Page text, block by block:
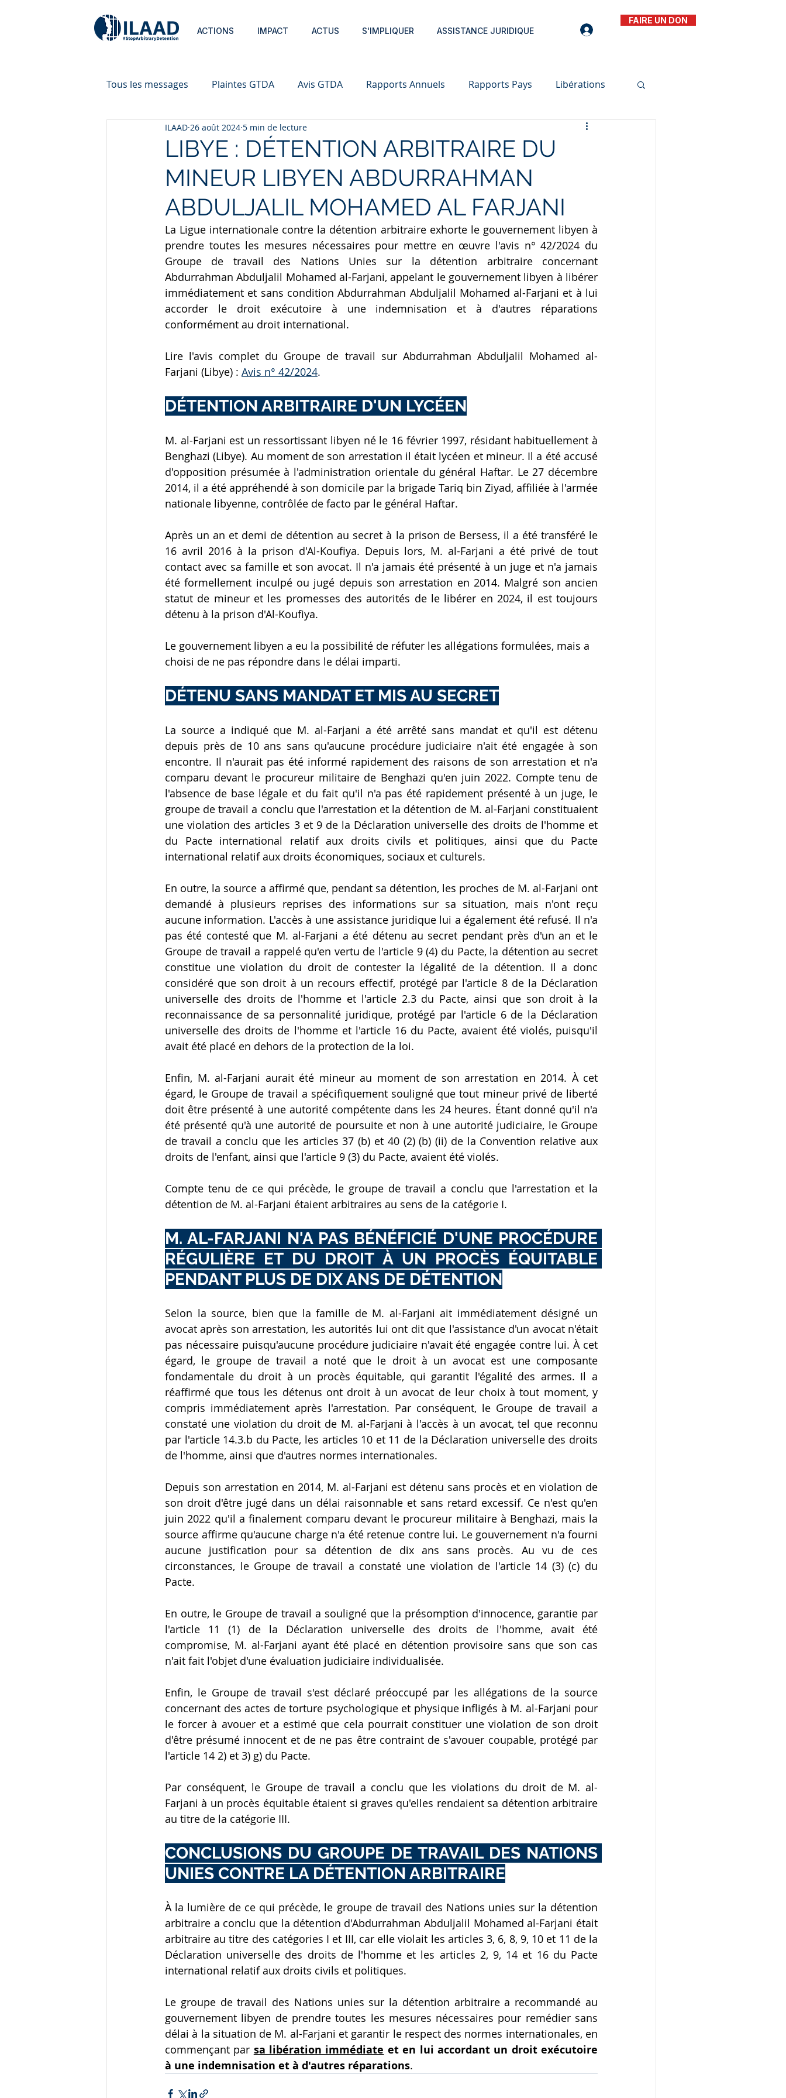
ACTIONS IMPACT ACTUS S'IMPLIQUER ASSISTANCE JURIDIQUE
FAIRE UN DON
Tous les messages Plaintes GTDA Avis GTDA Rapports Annuels Rapports Pays Libérations
LIBYE : DÉTENTION ARBITRAIRE DU
MINEUR LIBYEN ABDURRAHMAN
ABDULJALIL MOHAMED AL FARJANI
ILAAD 26 août 2024 5 min de lecture
La Ligue internationale contre la détention arbitraire exhorte le gouvernement libyen à
prendre toutes les mesures nécessaires pour mettre en œuvre l'avis n° 42/2024 du
Groupe de travail des Nations Unies sur la détention arbitraire concernant
Abdurrahman Abduljalil Mohamed al-Farjani, appelant le gouvernement libyen à libérer
immédiatement et sans condition Abdurrahman Abduljalil Mohamed al-Farjani et à lui
accorder le droit exécutoire à une indemnisation et à d'autres réparations
conformément au droit international.
Lire l'avis complet du Groupe de travail sur Abdurrahman Abduljalil Mohamed al-
Farjani (Libye) : Avis n° 42/2024.
DÉTENTION ARBITRAIRE D'UN LYCÉEN
M. al-Farjani est un ressortissant libyen né le 16 février 1997, résidant habituellement à
Benghazi (Libye). Au moment de son arrestation il était lycéen et mineur. Il a été accusé
d'opposition présumée à l'administration orientale du général Haftar. Le 27 décembre
2014, il a été appréhendé à son domicile par la brigade Tariq bin Ziyad, affiliée à l'armée
nationale libyenne, contrôlée de facto par le général Haftar.
Après un an et demi de détention au secret à la prison de Bersess, il a été transféré le
16 avril 2016 à la prison d'Al-Koufiya. Depuis lors, M. al-Farjani a été privé de tout
contact avec sa famille et son avocat. Il n'a jamais été présenté à un juge et n'a jamais
été formellement inculpé ou jugé depuis son arrestation en 2014. Malgré son ancien
statut de mineur et les promesses des autorités de le libérer en 2024, il est toujours
détenu à la prison d'Al-Koufiya.
Le gouvernement libyen a eu la possibilité de réfuter les allégations formulées, mais a
choisi de ne pas répondre dans le délai imparti.
DÉTENU SANS MANDAT ET MIS AU SECRET
La source a indiqué que M. al-Farjani a été arrêté sans mandat et qu'il est détenu
depuis près de 10 ans sans qu'aucune procédure judiciaire n'ait été engagée à son
encontre. Il n'aurait pas été informé rapidement des raisons de son arrestation et n'a
comparu devant le procureur militaire de Benghazi qu'en juin 2022. Compte tenu de
l'absence de base légale et du fait qu'il n'a pas été rapidement présenté à un juge, le
groupe de travail a conclu que l'arrestation et la détention de M. al-Farjani constituaient
une violation des articles 3 et 9 de la Déclaration universelle des droits de l'homme et
du Pacte international relatif aux droits civils et politiques, ainsi que du Pacte
international relatif aux droits économiques, sociaux et culturels.
En outre, la source a affirmé que, pendant sa détention, les proches de M. al-Farjani ont
demandé à plusieurs reprises des informations sur sa situation, mais n'ont reçu
aucune information. L'accès à une assistance juridique lui a également été refusé. Il n'a
pas été contesté que M. al-Farjani a été détenu au secret pendant près d'un an et le
Groupe de travail a rappelé qu'en vertu de l'article 9 (4) du Pacte, la détention au secret
constitue une violation du droit de contester la légalité de la détention. Il a donc
considéré que son droit à un recours effectif, protégé par l'article 8 de la Déclaration
universelle des droits de l'homme et l'article 2.3 du Pacte, ainsi que son droit à la
reconnaissance de sa personnalité juridique, protégé par l'article 6 de la Déclaration
universelle des droits de l'homme et l'article 16 du Pacte, avaient été violés, puisqu'il
avait été placé en dehors de la protection de la loi.
Enfin, M. al-Farjani aurait été mineur au moment de son arrestation en 2014. À cet
égard, le Groupe de travail a spécifiquement souligné que tout mineur privé de liberté
doit être présenté à une autorité compétente dans les 24 heures. Étant donné qu'il n'a
été présenté qu'à une autorité de poursuite et non à une autorité judiciaire, le Groupe
de travail a conclu que les articles 37 (b) et 40 (2) (b) (ii) de la Convention relative aux
droits de l'enfant, ainsi que l'article 9 (3) du Pacte, avaient été violés.
Compte tenu de ce qui précède, le groupe de travail a conclu que l'arrestation et la
détention de M. al-Farjani étaient arbitraires au sens de la catégorie I.
M. AL-FARJANI N'A PAS BÉNÉFICIÉ D'UNE PROCÉDURE
RÉGULIÈRE ET DU DROIT À UN PROCÈS ÉQUITABLE
PENDANT PLUS DE DIX ANS DE DÉTENTION
Selon la source, bien que la famille de M. al-Farjani ait immédiatement désigné un
avocat après son arrestation, les autorités lui ont dit que l'assistance d'un avocat n'était
pas nécessaire puisqu'aucune procédure judiciaire n'avait été engagée contre lui. À cet
égard, le groupe de travail a noté que le droit à un avocat est une composante
fondamentale du droit à un procès équitable, qui garantit l'égalité des armes. Il a
réaffirmé que tous les détenus ont droit à un avocat de leur choix à tout moment, y
compris immédiatement après l'arrestation. Par conséquent, le Groupe de travail a
constaté une violation du droit de M. al-Farjani à l'accès à un avocat, tel que reconnu
par l'article 14.3.b du Pacte, les articles 10 et 11 de la Déclaration universelle des droits
de l'homme, ainsi que d'autres normes internationales.
Depuis son arrestation en 2014, M. al-Farjani est détenu sans procès et en violation de
son droit d'être jugé dans un délai raisonnable et sans retard excessif. Ce n'est qu'en
juin 2022 qu'il a finalement comparu devant le procureur militaire à Benghazi, mais la
source affirme qu'aucune charge n'a été retenue contre lui. Le gouvernement n'a fourni
aucune justification pour sa détention de dix ans sans procès. Au vu de ces
circonstances, le Groupe de travail a constaté une violation de l'article 14 (3) (c) du
Pacte.
En outre, le Groupe de travail a souligné que la présomption d'innocence, garantie par
l'article 11 (1) de la Déclaration universelle des droits de l'homme, avait été
compromise, M. al-Farjani ayant été placé en détention provisoire sans que son cas
n'ait fait l'objet d'une évaluation judiciaire individualisée.
Enfin, le Groupe de travail s'est déclaré préoccupé par les allégations de la source
concernant des actes de torture psychologique et physique infligés à M. al-Farjani pour
le forcer à avouer et a estimé que cela pourrait constituer une violation de son droit
d'être présumé innocent et de ne pas être contraint de s'avouer coupable, protégé par
l'article 14 2) et 3) g) du Pacte.
Par conséquent, le Groupe de travail a conclu que les violations du droit de M. al-
Farjani à un procès équitable étaient si graves qu'elles rendaient sa détention arbitraire
au titre de la catégorie III.
CONCLUSIONS DU GROUPE DE TRAVAIL DES NATIONS
UNIES CONTRE LA DÉTENTION ARBITRAIRE
À la lumière de ce qui précède, le groupe de travail des Nations unies sur la détention
arbitraire a conclu que la détention d'Abdurrahman Abduljalil Mohamed al-Farjani était
arbitraire au titre des catégories I et III, car elle violait les articles 3, 6, 8, 9, 10 et 11 de la
Déclaration universelle des droits de l'homme et les articles 2, 9, 14 et 16 du Pacte
international relatif aux droits civils et politiques.
Le groupe de travail des Nations unies sur la détention arbitraire a recommandé au
gouvernement libyen de prendre toutes les mesures nécessaires pour remédier sans
délai à la situation de M. al-Farjani et garantir le respect des normes internationales, en
commençant par sa libération immédiate et en lui accordant un droit exécutoire
à une indemnisation et à d'autres réparations.